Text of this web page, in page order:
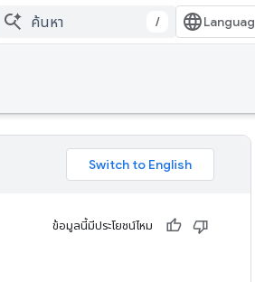
/
ข้อมูลนี้มีประโยชน์ไหม